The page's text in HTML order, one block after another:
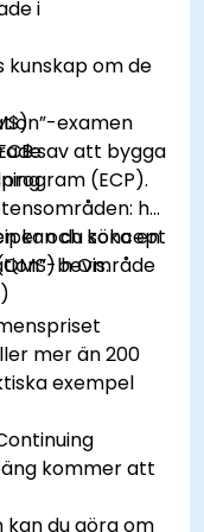
i
kunskap om de
av att bygga
examen
(ECP).
h
och koncept
h Område
kan du söka en
bevis.
mer än 200
exempel
kommer att
kan du göra om